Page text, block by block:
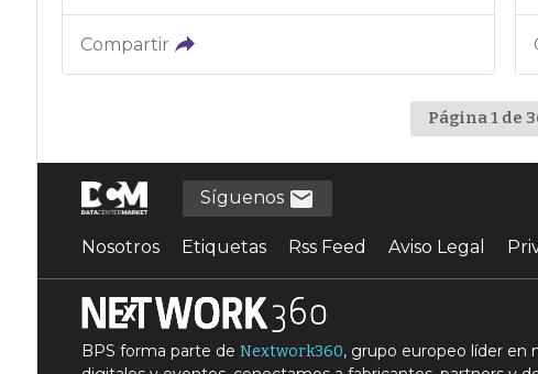
Compartir
Página 1 de
Síguenos
Nosotros Etiquetas Rss Feed Aviso Legal
BPS forma parte de Nextwork360, grupo europeo líder en